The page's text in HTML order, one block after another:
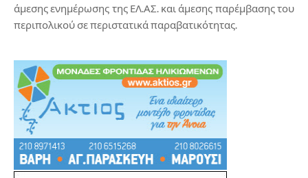
άμεσης ενημέρωσης της ΕΛ.ΑΣ. και άμεσης παρέμβασης του
περιπολικού σε περιστατικά παραβατικότητας.